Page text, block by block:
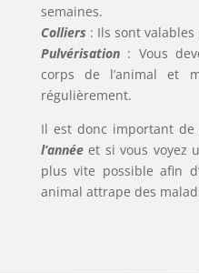
semaines.
Colliers : Ils sont
Pulvérisation: Vous
corps de l’animal et
régulièrement.
Il est donc important de
l’annéeet si vous voyez
plus vite possible afin
animal attrape des